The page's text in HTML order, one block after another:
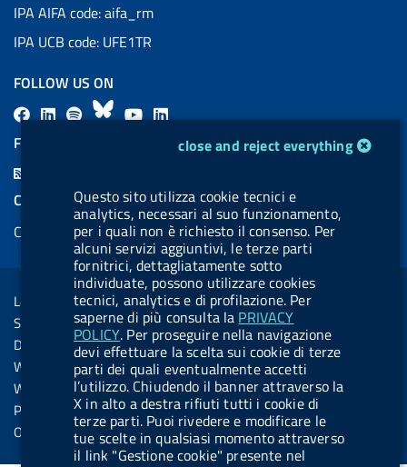
cookie management moduleclose and reject everything
Questo sito utilizza cookie tecnici e
analytics, necessari al suo funzionamento,
per i quali non è richiesto il consenso. Per
alcuni servizi aggiuntivi, le terze parti
fornitrici, dettagliatamente sotto
individuate, possono utilizzare cookies
tecnici, analytics e di profilazione. Per
saperne di più consulta la PRIVACY
POLICY. Per proseguire nella navigazione
devi effettuare la scelta sui cookie di terze
parti dei quali eventualmente accetti
l’utilizzo. Chiudendo il banner attraverso la
X in alto a destra rifiuti tutti i cookie di
terze parti. Puoi rivedere e modificare le
tue scelte in qualsiasi momento attraverso
il link "Gestione cookie" presente nel
IPA AIFA code: aifa_rm
IPA UCB code: UFE1TR
FOLLOW US ON
F
L
l
.
b
u
t
t
o
n
.
s
p
B
s
k
y
Y
u
b
e
k
e
d
i
n
FEED RSS
COOKIES
Cookie management
Sezione Link Utili
Legal notice
Social Media Policy
Dichiarazione di accessibilità
Web accessibility
Website statistics
Privacy
Online services